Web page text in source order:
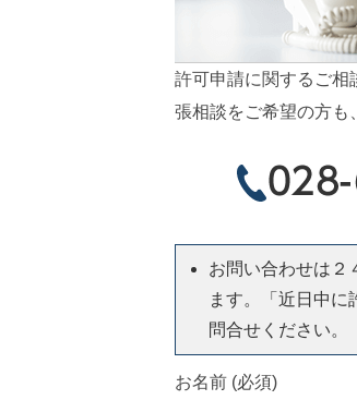
許可申請に関するご相
張相談をご希望の方も
お問い合わせは２
ます。「近日中に
問合せください。
お名前 (必須)